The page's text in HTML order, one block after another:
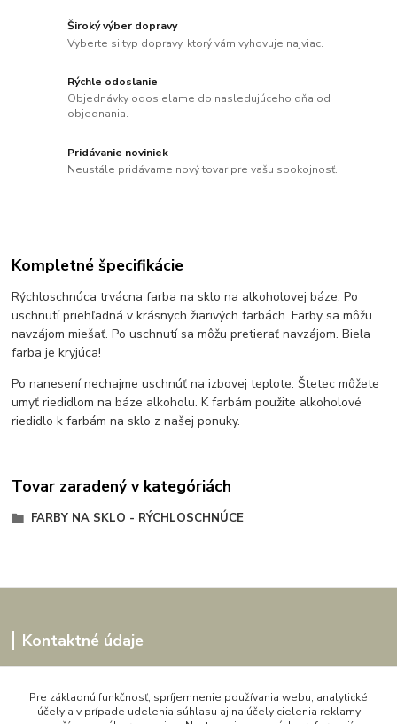
Široký výber dopravy
Vyberte si typ dopravy, ktorý vám vyhovuje najviac.
Rýchle odoslanie
Objednávky odosielame do nasledujúceho dňa od
objednania.
Pridávanie noviniek
Neustále pridávame nový tovar pre vašu spokojnosť.
Kompletné špecifikácie
Rýchloschnúca trvácna farba na sklo na alkoholovej báze. Po
uschnutí priehľadná v krásnych žiarivých farbách. Farby sa môžu
navzájom miešať. Po uschnutí sa môžu pretierať navzájom. Biela
farba je kryjúca!
Po nanesení nechajme uschnúť na izbovej teplote. Štetec môžete
umyť riedidlom na báze alkoholu. K farbám použite alkoholové
riedidlo k farbám na sklo z našej ponuky.
Tovar zaradený v kategóriách
FARBY NA SKLO - RÝCHLOSCHNÚCE
Kontaktné údaje
0907864188
pon. - pia. 9,00 do 16,00h
Pre základnú funkčnosť, spríjemnenie používania webu, analytické
účely a v prípade udelenia súhlasu aj na účely cielenia reklamy